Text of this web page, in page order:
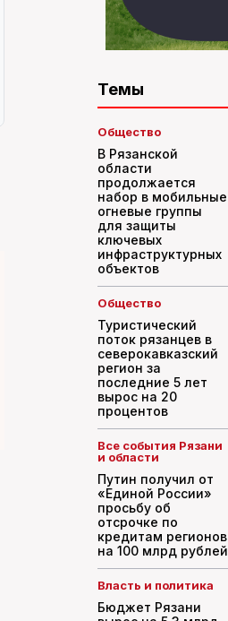
Темы
Общество
В Рязанской
области
продолжается
набор в мобильные
огневые группы
для защиты
ключевых
инфраструктурных
объектов
Общество
Туристический
поток рязанцев в
северокавказский
регион за
последние 5 лет
вырос на 20
процентов
Все события Рязани
и области
Путин получил от
«Единой России»
просьбу об
отсрочке по
кредитам регионов
на 100 млрд рублей
Власть и политика
Бюджет Рязани